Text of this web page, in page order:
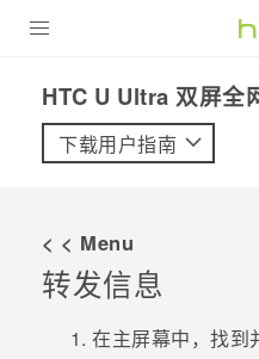
VIVE
支持帮助
在线客服
HTC U Ultra 双屏全
下载用户指南
< < Menu
转发信息
在主屏幕中，找到